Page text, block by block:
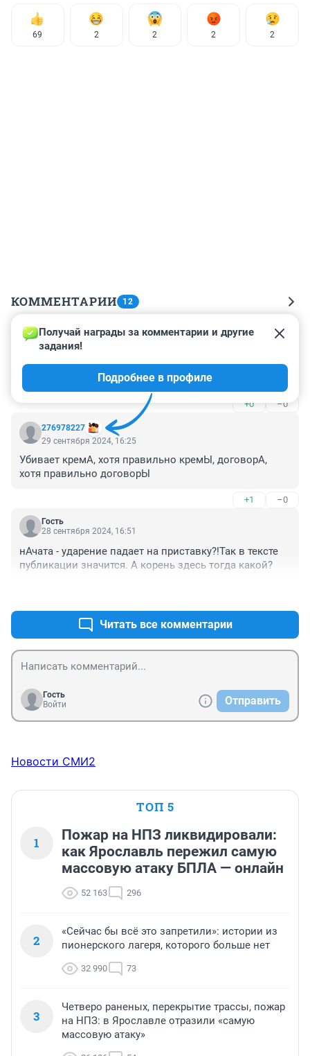
69 2 2 2 2
КОММЕНТАРИИ 12
Гость
30 сентября 2024, 10:18
В абзаце о глаголе "звонить": ударение ставится
+0 –0
276978227
Получай награды за комментарии и другие
задания!
Подробнее в профиле
29 сентября 2024, 16:25
Убивает кремА, хотя правильно кремЫ, договорА,
хотя правильно договорЫ
+1 –0
Гость
28 сентября 2024, 16:51
нАчата - ударение падает на приставку?!Так в тексте
публикации значится. А корень здесь тогда какой?
Читать все комментарии
Гость
Войти
Отправить
Новости СМИ2
ТОП 5
1
Пожар на НПЗ ликвидировали:
как Ярославль пережил самую
массовую атаку БПЛА — онлайн
52 163 296
2
«Сейчас бы всё это запретили»: истории из
пионерского лагеря, которого больше нет
32 990 73
3
Четверо раненых, перекрытие трассы, пожар
на НПЗ: в Ярославле отразили «самую
массовую атаку»